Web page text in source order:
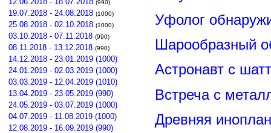
(990)
19.07.2018 - 24.08.2018 (1000)
25.08.2018 - 02.10.2018 (1000)
03.10.2018 - 07.11.2018 (990)
08.11.2018 - 13.12.2018 (990)
14.12.2018 - 23.01.2019 (1000)
24.01.2019 - 02.03.2019 (1000)
03.03.2019 - 12.04.2019 (1010)
13.04.2019 - 23.05.2019 (990)
24.05.2019 - 03.07.2019 (1000)
04.07.2019 - 11.08.2019 (1000)
12.08.2019 - 16.09.2019 (990)
Уфолог
Шарообразный
Астронавт с
Встреча с
Древняя